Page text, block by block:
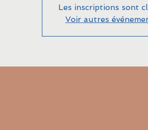
Les inscriptions sont
Voir autres